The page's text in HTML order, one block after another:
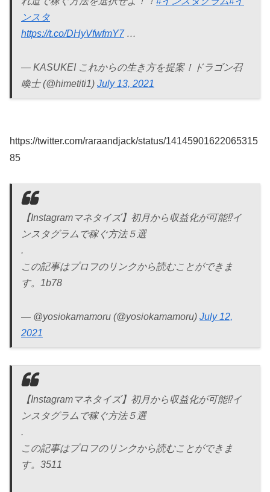
ンスタ
https://t.co/DHyVfwfmY7…
— KASUKEI これからの生き方を提案！ドラゴン召
喚士 (@himetiti1) July 13, 2021
https://twitter.com/raraandjack/status/14145901622065315
85
【Instagramマネタイズ】初月から収益化が可能⁉イ
ンスタグラムで稼ぐ方法５選
.
この記事はプロフのリンクから読むことができま
す。1b78
— @yosiokamamoru (@yosiokamamoru) July 12,
2021
【Instagramマネタイズ】初月から収益化が可能⁉イ
ンスタグラムで稼ぐ方法５選
.
この記事はプロフのリンクから読むことができま
す。3511